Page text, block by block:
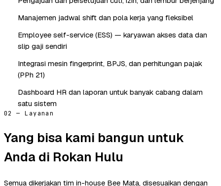
Manajemen jadwal shift dan pola kerja yang fleksibel
Employee self-service (ESS) — karyawan akses data dan
slip gaji sendiri
Integrasi mesin fingerprint, BPJS, dan perhitungan pajak
(PPh 21)
Dashboard HR dan laporan untuk banyak cabang dalam
satu sistem
02 — Layanan
Yang bisa kami bangun untuk
Anda di Rokan Hulu
Semua dikerjakan tim in-house Bee Mata, disesuaikan dengan